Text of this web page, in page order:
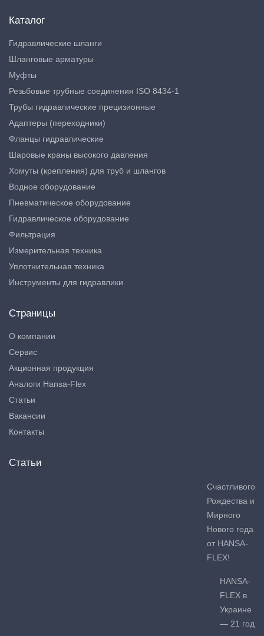
Каталог
Гидравлические шланги
Шланговые арматуры
Муфты
Резьбовые трубные соединения ISO 8434-1
Трубы гидравлические прецизионные
Адаптеры (переходники)
Фланцы гидравлические
Шаровые краны высокого давления
Хомуты (крепления) для труб и шлангов
Водное оборудование
Пневматическое оборудование
Гидравлическое оборудование
Фильтрация
Измерительная техника
Уплотнительная техника
Инструменты для гидравлики
Страницы
О компании
Сервис
Акционная продукция
Аналоги Hansa-Flex
Статьи
Вакансии
Контакты
Статьи
Счастливого
Рождества и
Мирного
Нового года
от HANSA-
FLEX!
HANSA-
FLEX в
Украине
— 21 год